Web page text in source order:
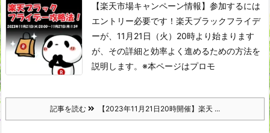
【楽天市場キャンペーン情報】参加するには
エントリー必要です！​ 楽天ブラックフライデ
ーが、11月21日（火）20時より始まります
が、その詳細と効率よく進めるための方法を
説明します。 ※本ページはプロモ
記事を読む 【2023年11月21日20時開催】楽天 ...